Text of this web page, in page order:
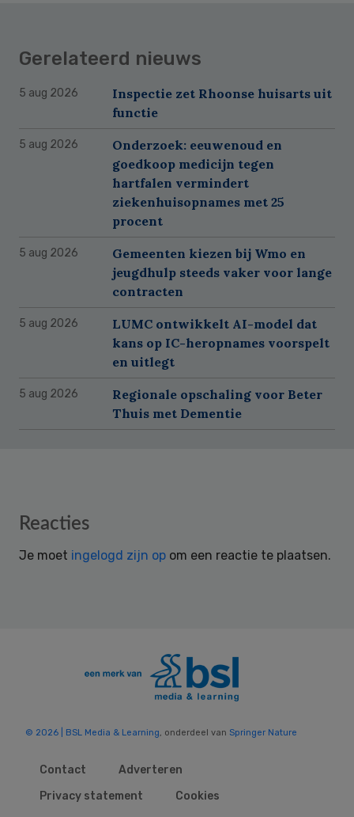
Gerelateerd nieuws
5 aug 2026
Inspectie zet Rhoonse huisarts uit
functie
5 aug 2026
Onderzoek: eeuwenoud en
goedkoop medicijn tegen
hartfalen vermindert
ziekenhuisopnames met 25
procent
5 aug 2026
Gemeenten kiezen bij Wmo en
jeugdhulp steeds vaker voor lange
contracten
5 aug 2026
LUMC ontwikkelt AI-model dat
kans op IC-heropnames voorspelt
en uitlegt
5 aug 2026
Regionale opschaling voor Beter
Thuis met Dementie
Reader
Reacties
Je moet ingelogd zijn op om een reactie te plaatsen.
© 2026 | BSL Media & Learning, onderdeel van Springer Nature
Contact
Adverteren
Privacy statement
Cookies